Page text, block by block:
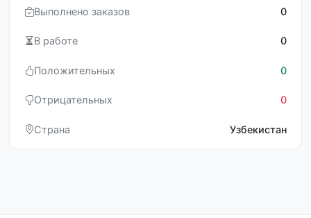
Выполнено заказов 0
В работе 0
Положительных 0
Отрицательных 0
Страна Узбекистан